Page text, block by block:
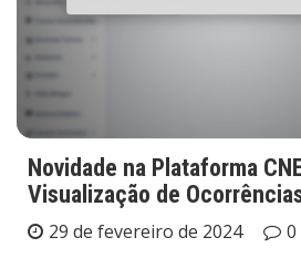
Novidade na Plataforma
Visualização de
29 de fevereiro de 2024
0